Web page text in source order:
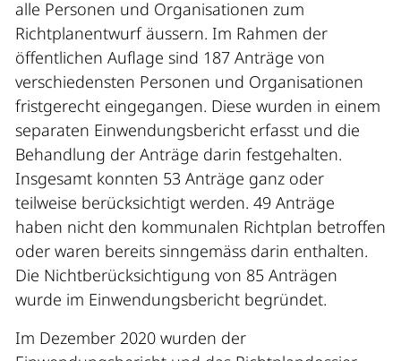
alle Personen und Organisationen zum
Richtplanentwurf äussern. Im Rahmen der
öffentlichen Auflage sind 187 Anträge von
verschiedensten Personen und Organisationen
fristgerecht eingegangen. Diese wurden in einem
separaten Einwendungsbericht erfasst und die
Behandlung der Anträge darin festgehalten.
Insgesamt konnten 53 Anträge ganz oder
teilweise berücksichtigt werden. 49 Anträge
haben nicht den kommunalen Richtplan betroffen
oder waren bereits sinngemäss darin enthalten.
Die Nichtberücksichtigung von 85 Anträgen
wurde im Einwendungsbericht begründet.
Im Dezember 2020 wurden der